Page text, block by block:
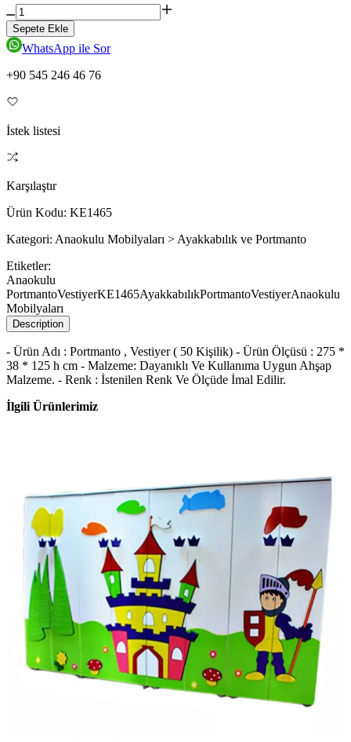
Sepete Ekle
WhatsApp ile Sor
+90 545 246 46 76
İstek listesi
Karşılaştır
Ürün Kodu: KE1465
Kategori: Anaokulu Mobilyaları > Ayakkabılık ve Portmanto
Etiketler:
Anaokulu
PortmantoVestiyerKE1465AyakkabılıkPortmantoVestiyerAnaokulu
Mobilyaları
Description
- Ürün Adı : Portmanto , Vestiyer ( 50 Kişilik) - Ürün Ölçüsü : 275 *
38 * 125 h cm - Malzeme: Dayanıklı Ve Kullanıma Uygun Ahşap
Malzeme. - Renk : İstenilen Renk Ve Ölçüde İmal Edilir.
İlgili Ürünlerimiz